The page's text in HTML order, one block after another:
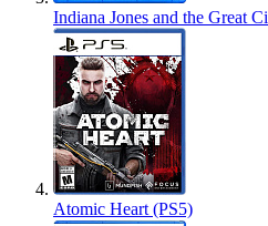
Indiana Jones and the Great
Atomic Heart (PS5)